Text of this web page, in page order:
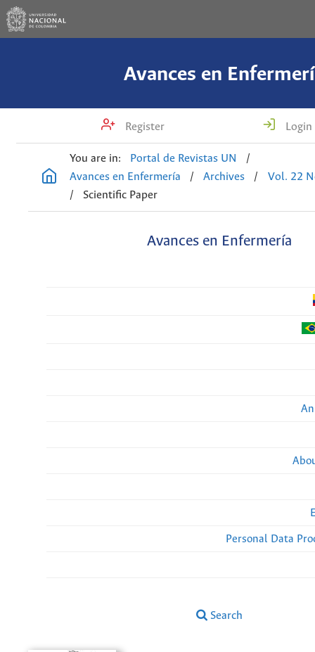
Avances en
Register Login
You are in: Portal de Revistas UN
/
Avances en Enfermería
/ Archives /
Vol. 22
/
Scientific Paper
Avances en Enfermería
Personal Data
Search